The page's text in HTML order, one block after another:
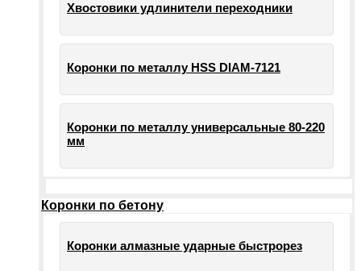
Хвостовики удлинители переходники
Коронки по металлу HSS DIAM-7121
Коронки по металлу универсальные 80-220
мм
Коронки по бетону
Коронки алмазные ударные быстрорез